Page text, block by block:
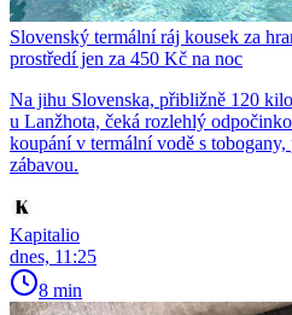
Slovenský termální ráj kousek za
prostředí jen za 450 Kč na noc
Na jihu Slovenska, přibližně 120
u Lanžhota, čeká rozlehlý
koupání v termální vodě s
zábavou.
Kapitalio
dnes, 11:25
8 min